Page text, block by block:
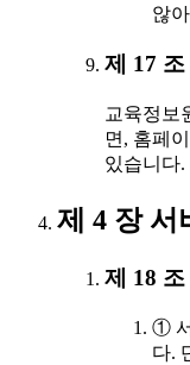
않
제 17
교육정보
면, 홈페
있습니다.
제 4 장 서
제 18
①
다.